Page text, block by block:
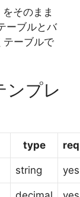
そのまま
ーブルとバ
テーブルで
ンプレ
type
string yes